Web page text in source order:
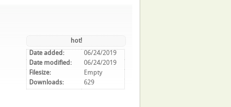
hot!
Date added:
06/24/2019
Date modified:
06/24/2019
Filesize:
Empty
Downloads:
629